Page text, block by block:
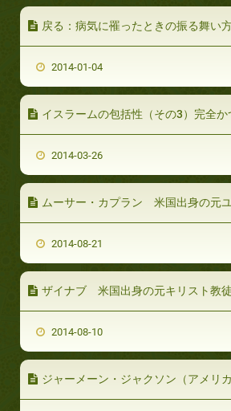
戻る：病気に罹ったときの振る舞い方
2014-01-04
イスラームの包括性（その3）完全かつ
2014-03-26
ムーサー・カプラン 米国出身の元
2014-08-21
ザイナブ 米国出身の元キリスト教徒
2014-08-10
ジャーメーン・ジャクソン（アメリ